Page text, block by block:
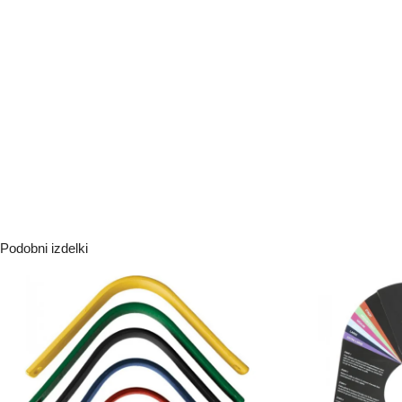
Podobni izdelki